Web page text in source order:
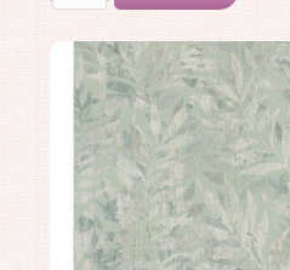
Производитель:Rasch
Коллекция:Trend
Длина рулона: 10.05 .
Ширина рулона: 1.06 .
Материал покрытия:
Страна:Германия
Материал основы: Флизелин
Раппорт: <>